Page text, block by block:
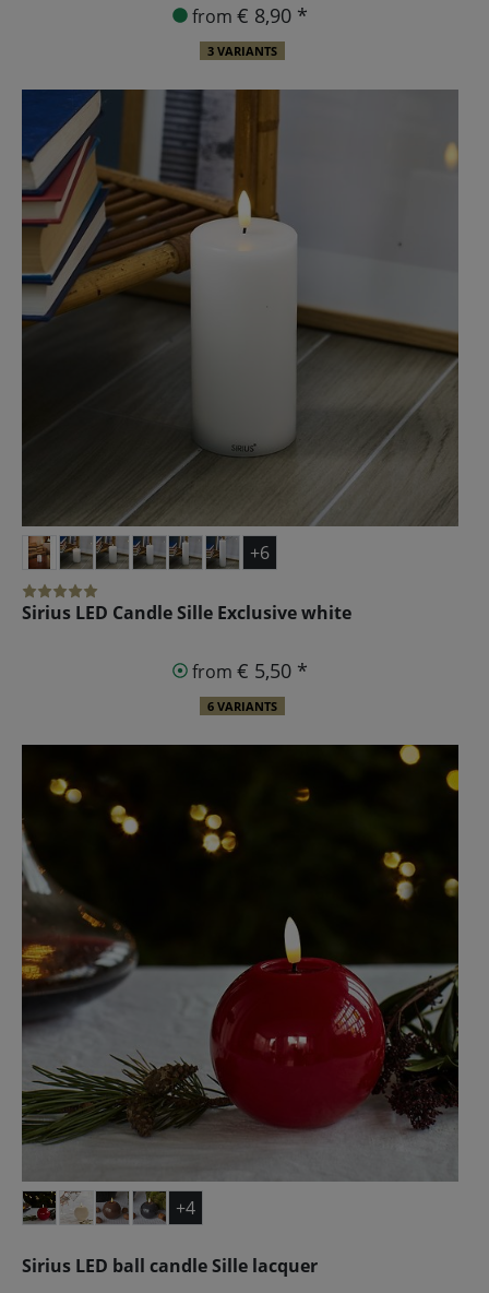
from € 8,90 *
3 VARIANTS
+6
Sirius LED Candle Sille Exclusive white
from € 5,50 *
6 VARIANTS
+4
Sirius LED ball candle Sille lacquer